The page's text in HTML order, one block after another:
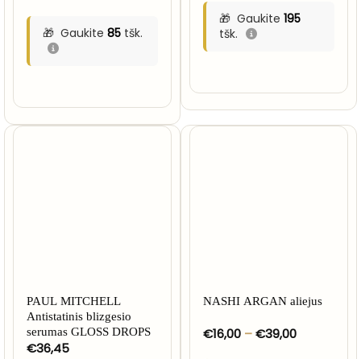
Gaukite 85tšk.
Gaukite 195
tšk.
PAUL MITCHELL
Antistatinis blizgesio
serumas GLOSS DROPS
€36,45
NASHI ARGAN aliejus
€16,00 – €39,00Price